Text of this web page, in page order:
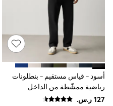
Sunglasses
Sun Hats & Caps
Resort Styles
Boys' Holiday Shop
Boys' Travel Styles
Sunset Styles
Occasionwear
Sets & Outfits
Linen Collection
Tops & T-Shirts
Shirts
أسود - قياس مستقيم - بنطلونات
رياضية ممشّطة من الداخل